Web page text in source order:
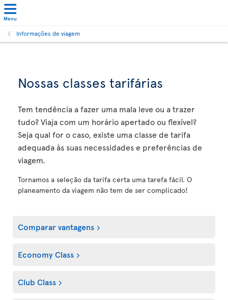
Menu
Informações de viagem
Nossas classes tarifárias
Tem tendência a fazer uma mala leve ou a trazer
tudo? Viaja com um horário apertado ou flexível?
Seja qual for o caso, existe uma classe de tarifa
adequada às suas necessidades e preferências de
viagem.
Tornamos a seleção da tarifa certa uma tarefa fácil. O
planeamento da viagem não tem de ser complicado!
Comparar vantagens
Economy Class
Club Class